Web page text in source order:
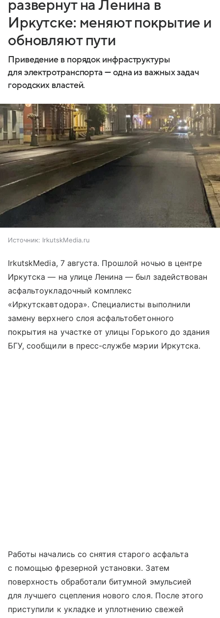
развернут на Ленина в
Иркутске: меняют покрытие и
обновляют пути
Приведение в порядок инфраструктуры
для электротранспорта — одна из важных задач
городских властей.
Источник: IrkutskMedia.ru
IrkutskMedia, 7 августа. Прошлой ночью в центре
Иркутска — на улице Ленина — был задействован
асфальтоукладочный комплекс
«Иркутскавтодора». Специалисты выполнили
замену верхнего слоя асфальтобетонного
покрытия на участке от улицы Горького до здания
БГУ, сообщили в пресс-службе мэрии Иркутска.
Работы начались со снятия старого асфальта
с помощью фрезерной установки. Затем
поверхность обработали битумной эмульсией
для лучшего сцепления нового слоя. После этого
приступили к укладке и уплотнению свежей